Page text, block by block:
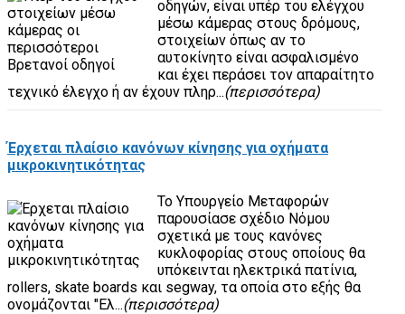
οδηγών, είναι υπέρ του ελέγχου
μέσω κάμερας στους δρόμους,
στοιχείων όπως αν το
αυτοκίνητο είναι ασφαλισμένο
και έχει περάσει τον απαραίτητο
τεχνικό έλεγχο ή αν έχουν πληρ...(περισσότερα)
Έρχεται πλαίσιο κανόνων κίνησης για οχήματα
μικροκινητικότητας
Το Υπουργείο Μεταφορών
παρουσίασε σχέδιο Νόμου
σχετικά με τους κανόνες
κυκλοφορίας στους οποίους θα
υπόκεινται ηλεκτρικά πατίνια,
rollers, skate boards και segway, τα οποία στο εξής θα
ονομάζονται "Ελ...(περισσότερα)